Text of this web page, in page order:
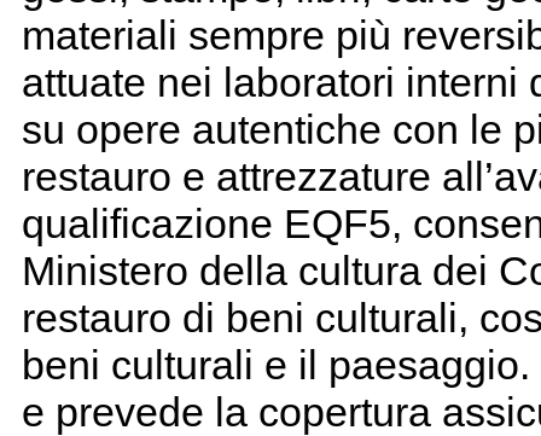
materiali sempre più
attuate nei laboratori interni
su opere autentiche con le
restauro e attrezzature
qualificazione EQF5,
Ministero della cultura dei
restauro di beni culturali,
beni culturali e il
e prevede la copertura